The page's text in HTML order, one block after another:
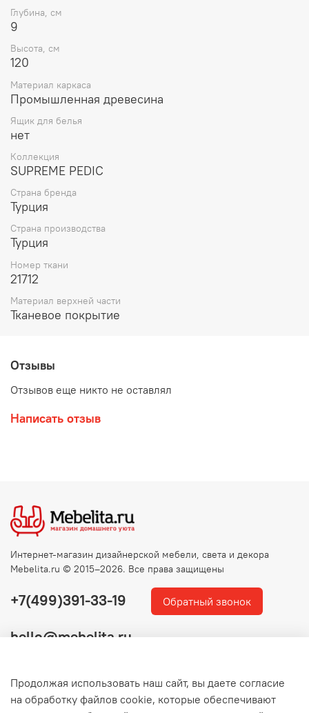
Глубина, см
9
Высота, см
120
Материал каркаса
Промышленная древесина
Ящик для белья
нет
Коллекция
SUPREME PEDIC
Страна бренда
Турция
Страна производства
Турция
Номер ткани
21712
Материал верхней части
Тканевое покрытие
Отзывы
Отзывов еще никто не оставлял
Написать отзыв
+7(499)391-33-19 Обратный звонок
hello@mebelita.ru
Интернет-магазин дизайнерской мебели, света и декора
Mebelita.ru © 2015–2026. Все права защищены
Продолжая использовать наш сайт, вы даете согласие
на обработку файлов cookie, которые обеспечивают